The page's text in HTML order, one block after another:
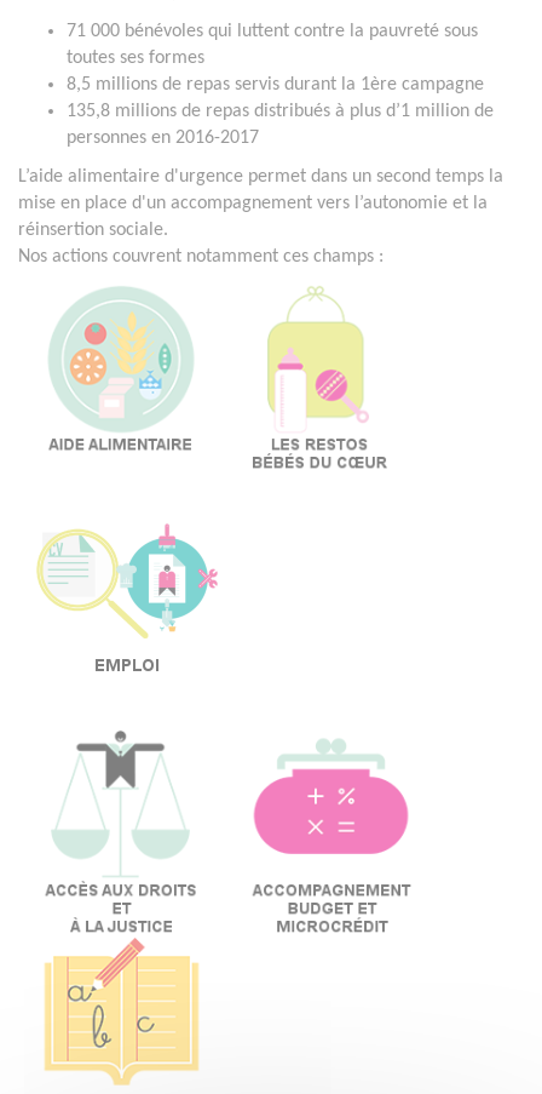
71 000 bénévoles qui luttent contre la pauvreté sous
toutes ses formes
8,5 millions de repas servis durant la 1ère campagne
135,8 millions de repas distribués à plus d’1 million de
personnes en 2016-2017
L’aide alimentaire d'urgence permet dans un second temps la
mise en place d'un accompagnement vers l’autonomie et la
réinsertion sociale.
Nos actions couvrent notamment ces champs :